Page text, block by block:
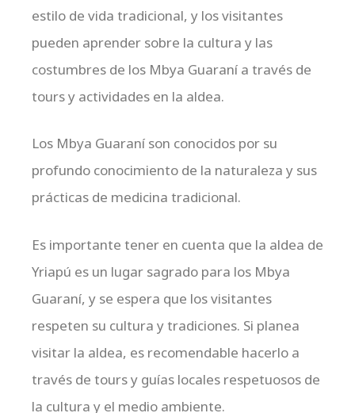
estilo de vida tradicional, y los visitantes
pueden aprender sobre la cultura y las
costumbres de los Mbya Guaraní a través de
tours y actividades en la aldea.
Los Mbya Guaraní son conocidos por su
profundo conocimiento de la naturaleza y sus
prácticas de medicina tradicional.
Es importante tener en cuenta que la aldea de
Yriapú es un lugar sagrado para los Mbya
Guaraní, y se espera que los visitantes
respeten su cultura y tradiciones. Si planea
visitar la aldea, es recomendable hacerlo a
través de tours y guías locales respetuosos de
la cultura y el medio ambiente.